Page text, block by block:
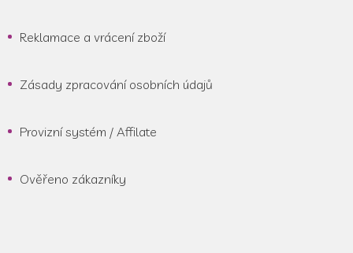
Reklamace a vrácení zboží
Zásady zpracování osobních údajů
Provizní systém / Affilate
Ověřeno zákazníky